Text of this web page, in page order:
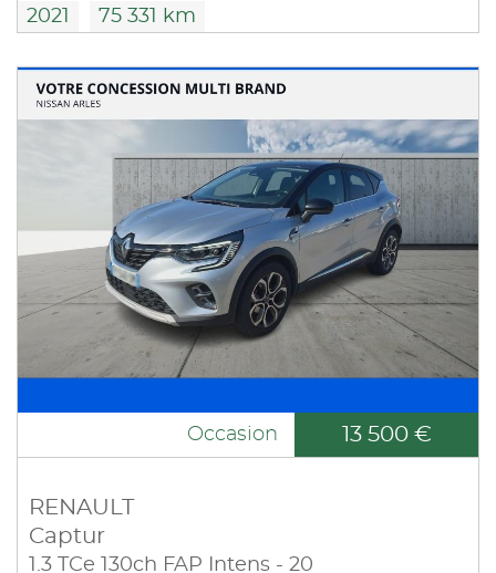
2021 75 331 km
Occasion 13 500 €
RENAULT
Captur
1.3 TCe 130ch FAP Intens - 20